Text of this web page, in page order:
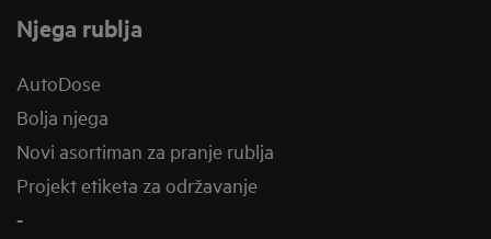
Njega rublja
AutoDose
Bolja njega
Novi asortiman za pranje rublja
Projekt etiketa za održavanje
-